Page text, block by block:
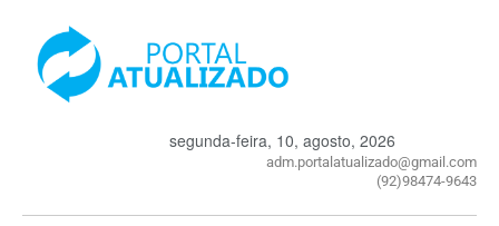
segunda-feira, 10, agosto, 2026
adm.portalatualizado@gmail.com
(92)98474-9643